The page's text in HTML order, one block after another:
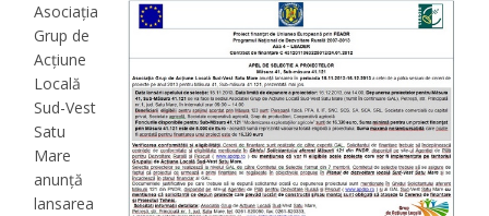
Asociația
Grup de
Acțiune
Locală
Sud-Vest
Satu
Mare
anunță
lansarea